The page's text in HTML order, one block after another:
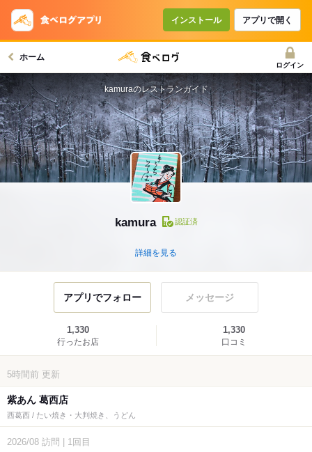
インストール アプリで開く
ホーム
ログイン
kamura 認証済
詳細を見る
kamuraのレストランガイド
アプリでフォロー メッセージ
1,330
行ったお店
1,330
口コミ
5時間前 更新
紫あん 葛西店
西葛西 / たい焼き・大判焼き、うどん
2026/08 訪問 1回目